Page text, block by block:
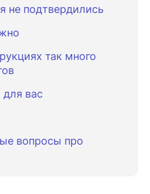
не подтвердились
так много
для вас
вопросы про